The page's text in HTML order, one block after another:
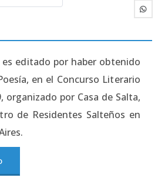
es editado por haber obtenido
en el Concurso Literario
organizado por Casa de Salta,
de Residentes Salteños en